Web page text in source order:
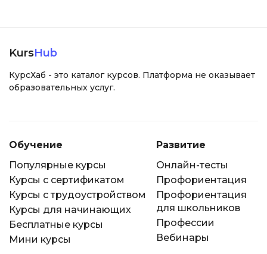
KursHub
КурсХаб - это каталог курсов. Платформа не оказывает
образовательных услуг.
Обучение
Популярные курсы
Курсы с сертификатом
Курсы с трудоустройством
Курсы для начинающих
Бесплатные курсы
Мини курсы
Развитие
Онлайн-тесты
Профориентация
Профориентация
для школьников
Профессии
Вебинары